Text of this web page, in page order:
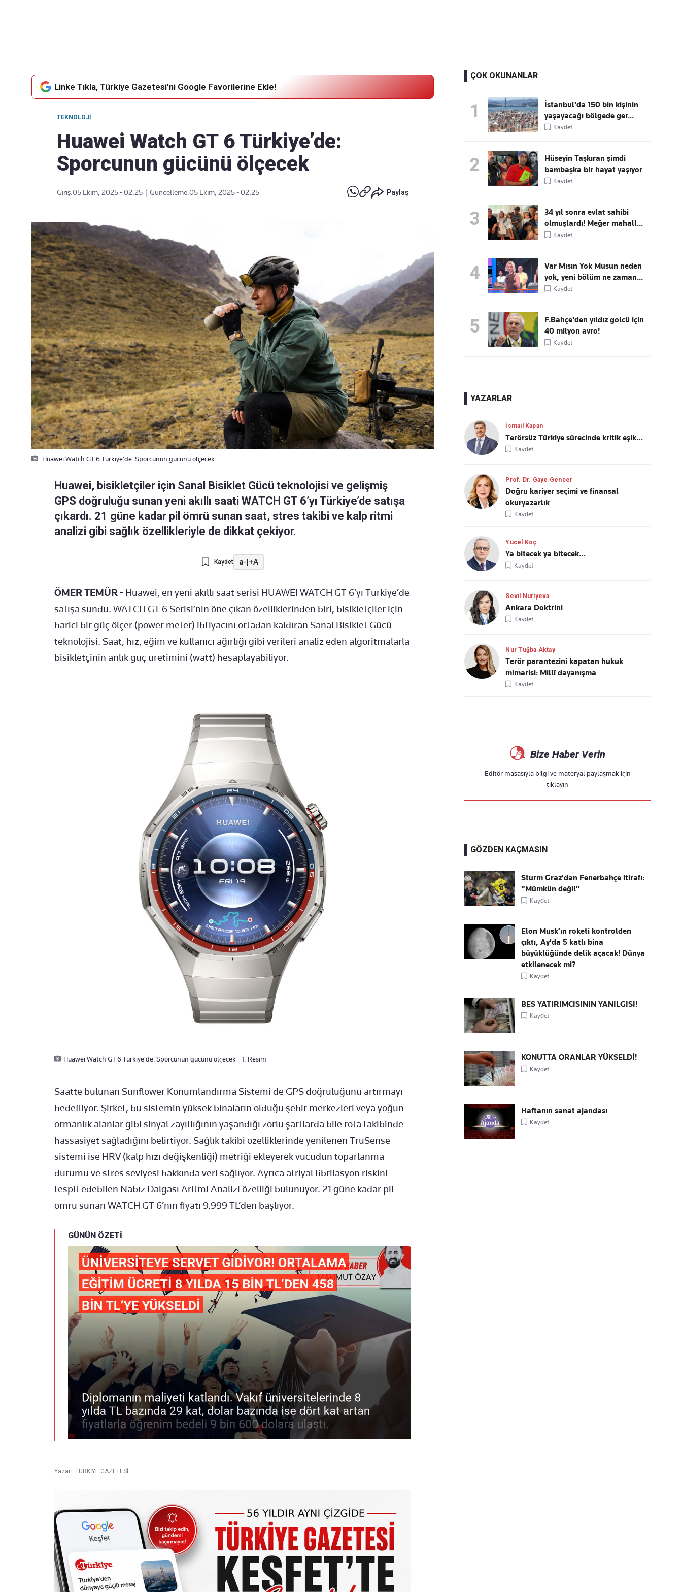
Linke Tıkla, Türkiye Gazetesi'ni Google Favorilerine Ekle!
TEKNOLOJI
Huawei Watch GT 6 Türkiye’de:
Sporcunun gücünü ölçecek
Giriş:05 Ekim, 2025 - 02:25 Güncelleme:05 Ekim, 2025 - 02:25 Paylaş
Huawei Watch GT 6 Türkiye’de: Sporcunun gücünü ölçecek
Huawei, bisikletçiler için Sanal Bisiklet Gücü teknolojisi ve gelişmiş
GPS doğruluğu sunan yeni akıllı saati WATCH GT 6’yı Türkiye’de satışa
çıkardı. 21 güne kadar pil ömrü sunan saat, stres takibi ve kalp ritmi
analizi gibi sağlık özellikleriyle de dikkat çekiyor.
Kaydet a-|+A
ÖMER TEMÜR - Huawei, en yeni akıllı saat serisi HUAWEI WATCH GT 6’yı Türkiye’de
satışa sundu. WATCH GT 6 Serisi’nin öne çıkan özelliklerinden biri, bisikletçiler için
harici bir güç ölçer (power meter) ihtiyacını ortadan kaldıran Sanal Bisiklet Gücü
teknolojisi. Saat, hız, eğim ve kullanıcı ağırlığı gibi verileri analiz eden algoritmalarla
bisikletçinin anlık güç üretimini (watt) hesaplayabiliyor.
Huawei Watch GT 6 Türkiye’de: Sporcunun gücünü ölçecek - 1. Resim
Saatte bulunan Sunflower Konumlandırma Sistemi de GPS doğruluğunu artırmayı
hedefliyor. Şirket, bu sistemin yüksek binaların olduğu şehir merkezleri veya yoğun
ormanlık alanlar gibi sinyal zayıflığının yaşandığı zorlu şartlarda bile rota takibinde
hassasiyet sağladığını belirtiyor. Sağlık takibi özelliklerinde yenilenen TruSense
sistemi ise HRV (kalp hızı değişkenliği) metriği ekleyerek vücudun toparlanma
durumu ve stres seviyesi hakkında veri sağlıyor. Ayrıca atriyal fibrilasyon riskini
tespit edebilen Nabız Dalgası Aritmi Analizi özelliği bulunuyor. 21 güne kadar pil
ömrü sunan WATCH GT 6’nın fiyatı 9.999 TL’den başlıyor.
GÜNÜN ÖZETİ
Yazar : TÜRKİYE GAZETESİ
ÇOK OKUNANLAR
1
İstanbul'da 150 bin kişinin
yaşayacağı bölgede ger...
Kaydet
2
Hüseyin Taşkıran şimdi
bambaşka bir hayat yaşıyor
Kaydet
3
34 yıl sonra evlat sahibi
olmuşlardı! Meğer mahall...
Kaydet
4
Var Mısın Yok Musun neden
yok, yeni bölüm ne zaman...
Kaydet
5
F.Bahçe'den yıldız golcü için
40 milyon avro!
Kaydet
YAZARLAR
İsmail Kapan
Terörsüz Türkiye sürecinde kritik eşik…
Kaydet
Prof. Dr. Gaye Gencer
Doğru kariyer seçimi ve finansal
okuryazarlık
Kaydet
Yücel Koç
Ya bitecek ya bitecek…
Kaydet
Sevil Nuriyeva
Ankara Doktrini
Kaydet
Nur Tuğba Aktay
Terör parantezini kapatan hukuk
mimarisi: Millî dayanışma
Kaydet
Bize Haber Verin
Editör masasıyla bilgi ve materyal paylaşmak için
tıklayın
GÖZDEN KAÇMASIN
Sturm Graz'dan Fenerbahçe itirafı:
"Mümkün değil"
Kaydet
Elon Musk’ın roketi kontrolden
çıktı, Ay'da 5 katlı bina
büyüklüğünde delik açacak! Dünya
etkilenecek mi?
Kaydet
BES YATIRIMCISININ YANILGISI!
Kaydet
KONUTTA ORANLAR YÜKSELDİ!
Kaydet
Haftanın sanat ajandası
Kaydet